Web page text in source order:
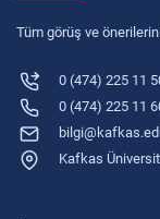
Tüm görüş ve
0 (474) 225 11
0 (474) 225 11
Kafkas